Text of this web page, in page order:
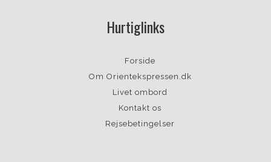
Hurtiglinks
Forside
Om Orientekspressen.dk
Livet ombord
Kontakt os
Rejsebetingelser